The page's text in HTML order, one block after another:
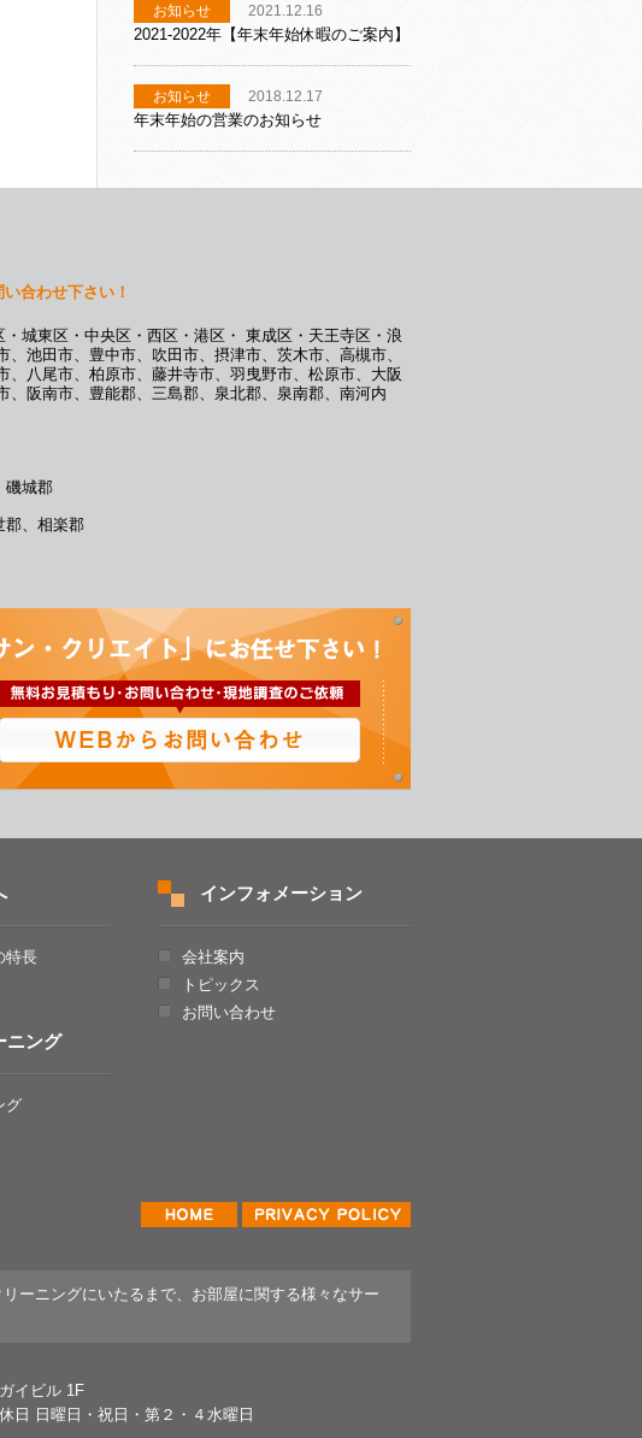
お知らせ 2021.12.16
2021-2022年【年末年始休暇のご案内】
お知らせ 2018.12.17
年末年始の営業のお知らせ
合わせ下さい！
城東区・中央区・西区・港区・ 東成区・天王寺区・浪
池田市、豊中市、吹田市、摂津市、茨木市、高槻市、
八尾市、柏原市、藤井寺市、羽曳野市、松原市、大阪
阪南市、豊能郡、三島郡、泉北郡、泉南郡、南河内
磯城郡
郡、相楽郡
お問い合わせ
特長
ニング
グ
インフォメーション
会社案内
トピックス
お問い合わせ
ーニングにいたるまで、お部屋に関する様々なサー
イビル 1F
日 日曜日・祝日・第２・４水曜日